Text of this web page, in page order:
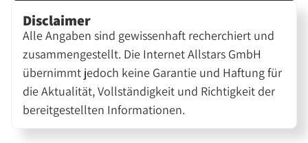
Disclaimer
Alle Angaben sind gewissenhaft recherchiert und
zusammengestellt. Die Internet Allstars GmbH
übernimmt jedoch keine Garantie und Haftung für
die Aktualität, Vollständigkeit und Richtigkeit der
bereitgestellten Informationen.